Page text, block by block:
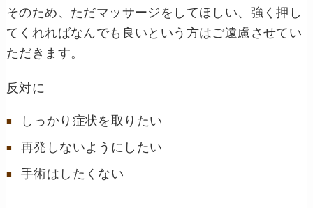
そのため、ただマッサージをしてほしい、強く押し
てくれればなんでも良いという方はご遠慮させてい
ただきます。
反対に
しっかり症状を取りたい
再発しないようにしたい
手術はしたくない